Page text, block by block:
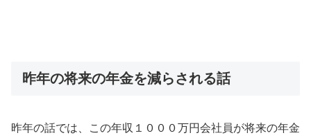
昨年の将来の年金を減らされる話
昨年の話では、この年収１０００万円会社員が将来の年金